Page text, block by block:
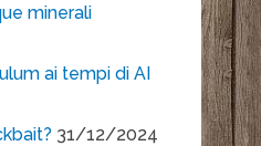
minerali
ai tempi di AI
31/12/2024